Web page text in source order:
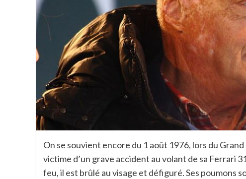
On se souvient encore du 1 août 1976, lors du
victime d’un grave accident au volant de sa Ferrari
feu, il est brûlé au visage et défiguré. Ses